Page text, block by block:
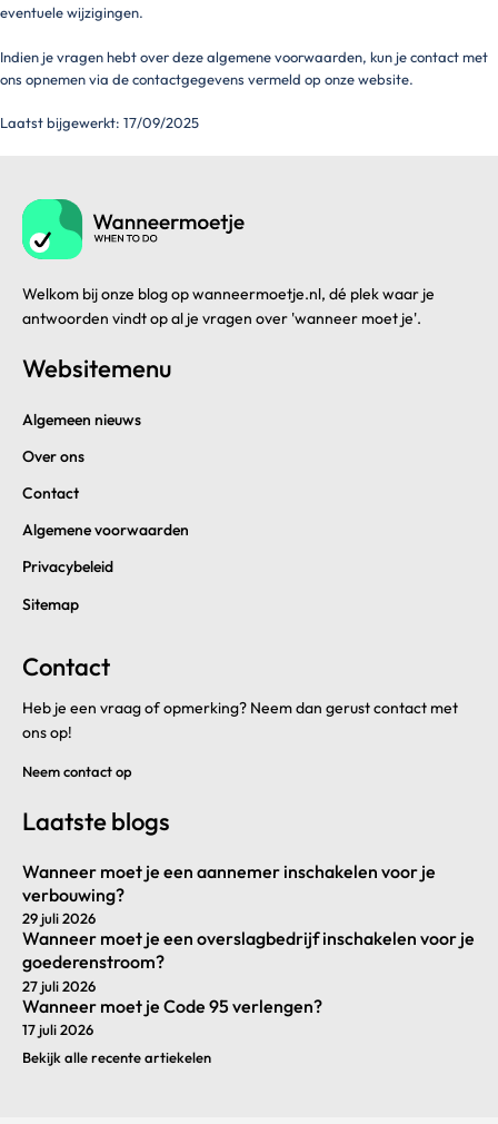
eventuele wijzigingen.
Indien je vragen hebt over deze algemene voorwaarden, kun je contact met
ons opnemen via de contactgegevens vermeld op onze website.
Laatst bijgewerkt: 17/09/2025
Welkom bij onze blog op wanneermoetje.nl, dé plek waar je
antwoorden vindt op al je vragen over 'wanneer moet je'.
Websitemenu
Algemeen nieuws
Over ons
Contact
Algemene voorwaarden
Privacybeleid
Sitemap
Contact
Heb je een vraag of opmerking? Neem dan gerust contact met
ons op!
Neem contact op
Laatste blogs
Wanneer moet je een aannemer inschakelen voor je
verbouwing?
29 juli 2026
Wanneer moet je een overslagbedrijf inschakelen voor je
goederenstroom?
27 juli 2026
Wanneer moet je Code 95 verlengen?
17 juli 2026
Bekijk alle recente artiekelen